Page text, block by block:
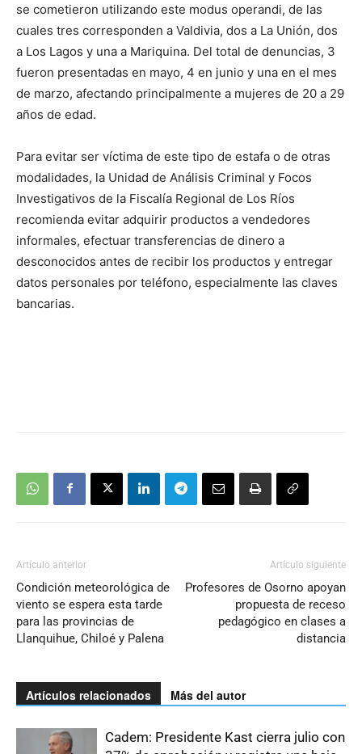
se cometieron utilizando este modus operandi, de las
cuales tres corresponden a Valdivia, dos a La Unión, dos
a Los Lagos y una a Mariquina. Del total de denuncias, 3
fueron presentadas en mayo, 4 en junio y una en el mes
de marzo, afectando principalmente a mujeres de 20 a 29
años de edad.
Para evitar ser víctima de este tipo de estafa o de otras
modalidades, la Unidad de Análisis Criminal y Focos
Investigativos de la Fiscalía Regional de Los Ríos
recomienda evitar adquirir productos a vendedores
informales, efectuar transferencias de dinero a
desconocidos antes de recibir los productos y entregar
datos personales por teléfono, especialmente las claves
bancarias.
Artículo anterior
Condición meteorológica de
viento se espera esta tarde
para las provincias de
Llanquihue, Chiloé y Palena
Artículo siguiente
Profesores de Osorno apoyan
propuesta de receso
pedagógico en clases a
distancia
Artículos relacionados Más del autor
Cadem: Presidente Kast cierra julio con